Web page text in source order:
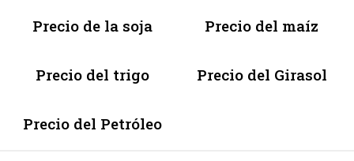
Precio de la soja Precio del maíz
Precio del trigo Precio del Girasol
Precio del Petróleo